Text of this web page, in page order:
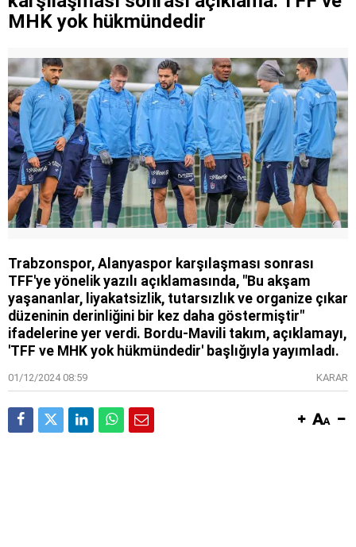
mont arıyor
MHK yok hükmündedir
Trabzonspor, Alanyaspor karşılaşması sonrası
TFF'ye yönelik yazılı açıklamasında, "Bu akşam
yaşananlar, liyakatsizlik, tutarsızlık ve organize çıkar
düzeninin derinliğini bir kez daha göstermiştir"
ifadelerine yer verdi. Bordu-Mavili takım, açıklamayı,
'TFF ve MHK yok hükmündedir' başlığıyla yayımladı.
01/12/2024 08:59 KARAR